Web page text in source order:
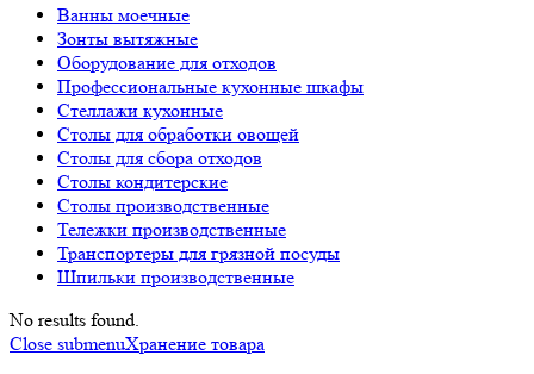
Ванны моечные
Зонты вытяжные
Оборудование для отходов
Профессиональные кухонные шкафы
Стеллажи кухонные
Столы для обработки овощей
Столы для сбора отходов
Столы кондитерские
Столы производственные
Тележки производственные
Транспортеры для грязной посуды
Шпильки производственные
No results found.
Close submenuХранение товара